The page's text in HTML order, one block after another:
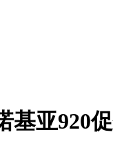
基亚920